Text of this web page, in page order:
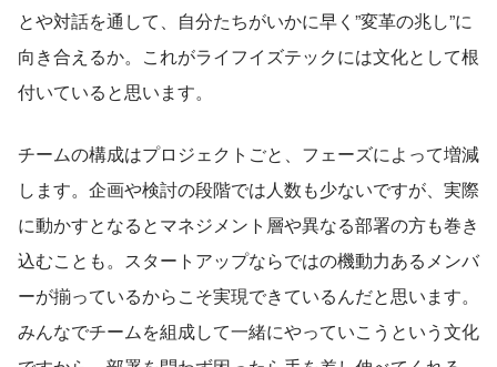
とや対話を通して、自分たちがいかに早く”変革の兆し”に
向き合えるか。これがライフイズテックには文化として根
付いていると思います。
チームの構成はプロジェクトごと、フェーズによって増減
します。企画や検討の段階では人数も少ないですが、実際
に動かすとなるとマネジメント層や異なる部署の方も巻き
込むことも。スタートアップならではの機動力あるメンバ
ーが揃っているからこそ実現できているんだと思います。
みんなでチームを組成して一緒にやっていこうという文化